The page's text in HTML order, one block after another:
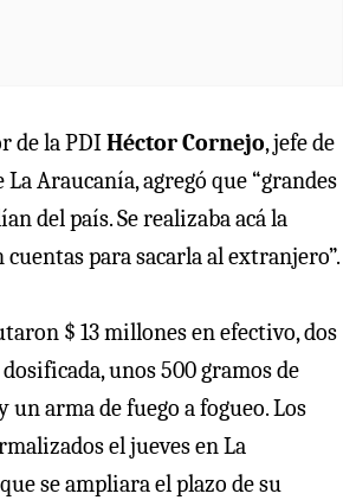
de la PDIHéctor Cornejo, jefe de
Araucanía, agregó que “grandes
del país. Se realizaba acá la
cuentas para sacarla al extranjero”.
$ 13 millones en efectivo, dos
unos 500 gramos de
un arma de fuego a fogueo. Los
el jueves en La
se ampliara el plazo de su